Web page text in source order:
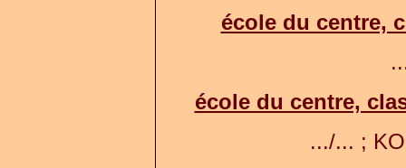
école du centre,
école du centre,
.../... ;